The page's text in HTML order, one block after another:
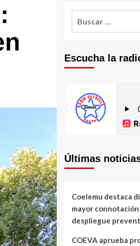
Escucha la
Últimas
Coelemu destaca
mayor
despliegue
COEVA aprueba